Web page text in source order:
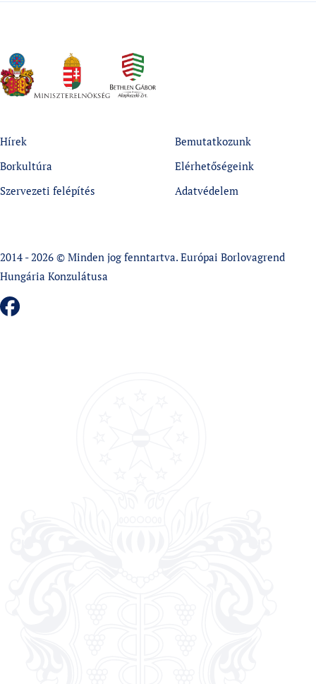
Hírek
Borkultúra
Szervezeti felépítés
Bemutatkozunk
Elérhetőségeink
Adatvédelem
2014 - 2026 © Minden jog fenntartva. Európai Borlovagrend
Hungária Konzulátusa